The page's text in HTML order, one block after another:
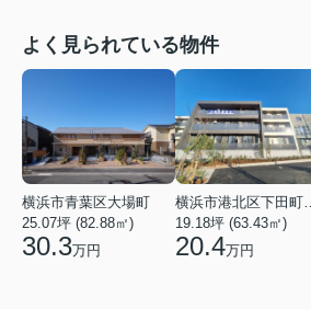
よく見られている物件
横浜市青葉区大場町
25.07坪 (82.88㎡)
30.3万円
19.18坪 (63.43㎡)
20.4万円